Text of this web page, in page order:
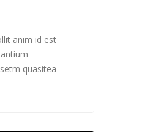
anim id est
quasitea